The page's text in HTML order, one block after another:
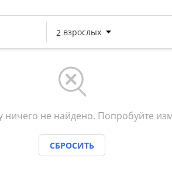
не найдено. Попробуйте
СБРОСИТЬ